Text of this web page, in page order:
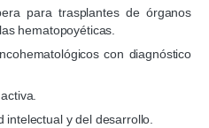
para trasplantes de órganos
hematopoyéticas.
con diagnóstico
intelectual y del desarrollo.